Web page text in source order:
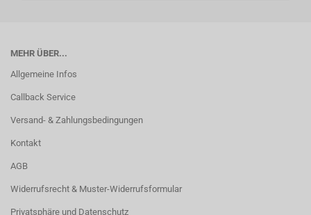
MEHR ÜBER...
Allgemeine Infos
Callback Service
Versand- & Zahlungsbedingungen
Kontakt
AGB
Widerrufsrecht & Muster-Widerrufsformular
Privatsphäre und Datenschutz